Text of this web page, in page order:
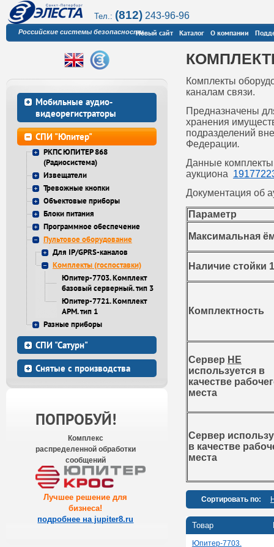
Тел.: (812) 243-96-96
Российские системы безопасностиНовый сайт Каталог О компании
Комплекты
каналам связи.
Предназначены
хранения
подразделений
Федерации.
Данные комплекты
аукциона
Документация об
Параметр
Максимальная
Наличие стойки
Комплектность
Сервер НЕ
используется в
качестве
места
Сервер
в качестве
места
Сортировать по:
Товар
Юпитер-7703.
Мобильные аудио-
видеорегистраторы
СПИ "Юпитер"
РКПС ЮПИТЕР 868
(Радиосистема)
Извещатели
Тревожные кнопки
Объектовые приборы
Блоки питания
Программное обеспечение
Пультовое оборудование
Для IP/GPRS-каналов
Комплекты (госпоставки)
Юпитер-7703. Комплект
базовый серверный. тип 3
Юпитер-7721. Комплект
АРМ. тип 1
Разные приборы
СПИ "Сатурн"
Снятые с производства
ПОПРОБУЙ!
Комплекс
распределенной обработки
сообщений
Лучшее решение для
бизнеса!
подробнее на jupiter8.ru